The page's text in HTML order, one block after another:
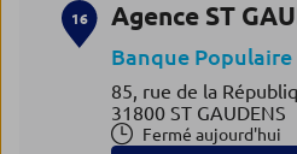
16 Agence ST
Banque
85, rue de la
31800 ST GAUDENS
Fermé aujourd'hui